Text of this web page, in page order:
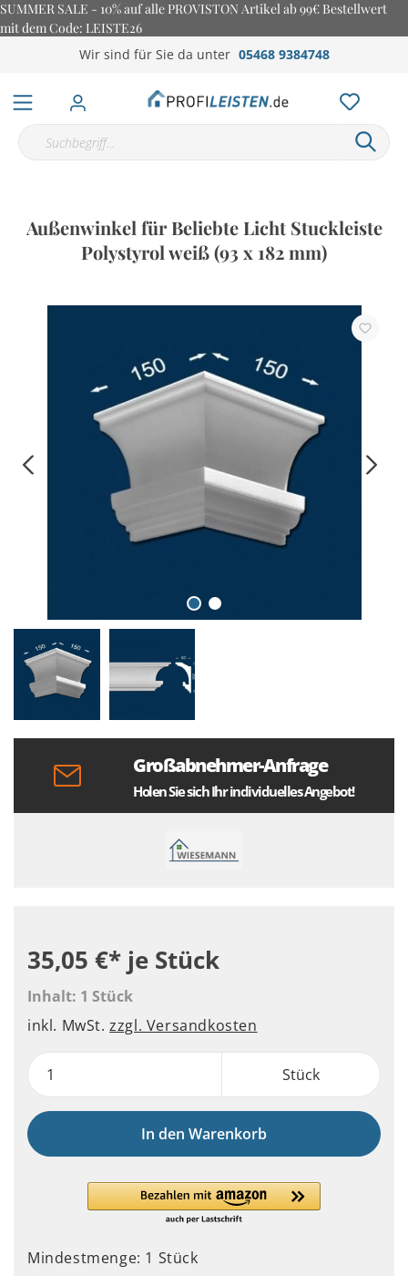
SUMMER SALE - 10% auf alle PROVISTON Artikel ab 99€ Bestellwert
mit dem Code: LEISTE26
Wir sind für Sie da unter 05468 9384748
Außenwinkel für Beliebte Licht Stuckleiste
Polystyrol weiß (93 x 182 mm)
Großabnehmer-Anfrage
Holen Sie sich Ihr individuelles Angebot!
35,05 €* je Stück
Inhalt: 1 Stück
inkl. MwSt.zzgl. Versandkosten
Stück
In den Warenkorb
Mindestmenge: 1 Stück